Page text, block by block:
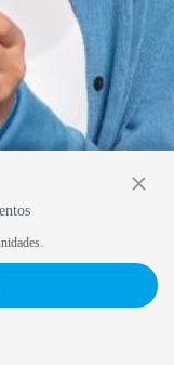
close